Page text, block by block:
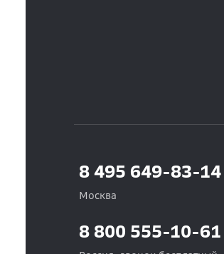
8 495 649-83-14
Москва
8 800 555-10-61